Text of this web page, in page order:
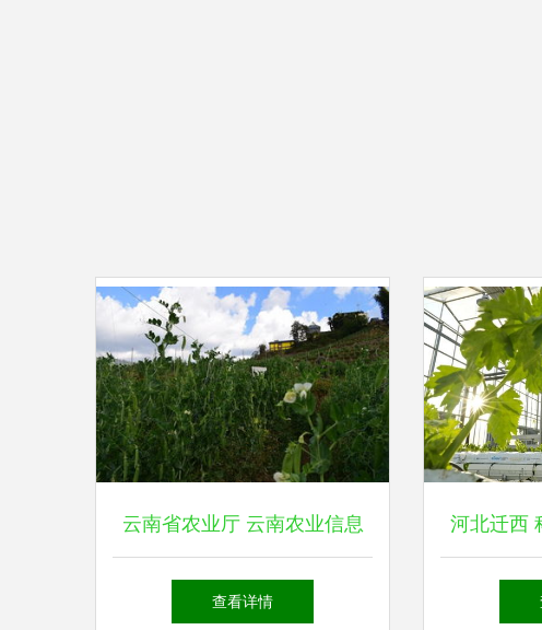
云南省农业厅 云南农业信息
网
查看详情
河北迁西
绘就